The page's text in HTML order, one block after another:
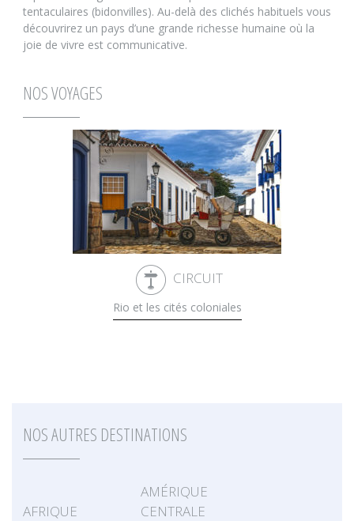
tentaculaires (bidonvilles). Au-delà des clichés habituels vous
découvrirez un pays d’une grande richesse humaine où la
joie de vivre est communicative.
NOS VOYAGES
CIRCUIT
Rio et les cités coloniales
NOS AUTRES DESTINATIONS
AFRIQUE
AMÉRIQUE
CENTRALE